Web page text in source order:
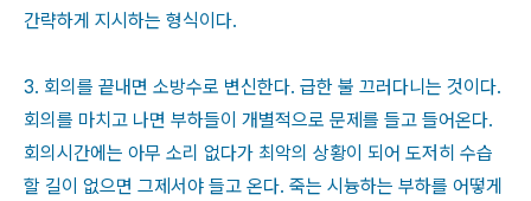
간략하게 지시하는 형식이다.
3. 회의를 끝내면 소방수로 변신한다. 급한 불 끄러다니는 것이다.
회의를 마치고 나면 부하들이 개별적으로 문제를 들고 들어온다.
회의시간에는 아무 소리 없다가 최악의 상황이 되어 도저히 수습
할 길이 없으면 그제서야 들고 온다. 죽는 시늉하는 부하를 어떻게